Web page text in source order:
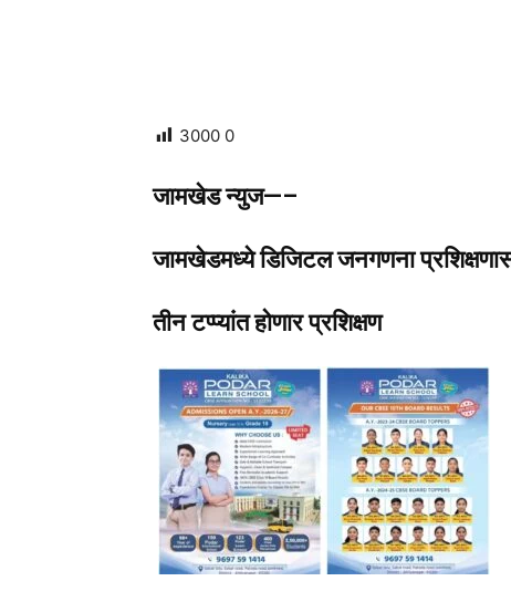
3000 0
जामखेड न्युज—–
जामखेडमध्ये डिजिटल जनगणना
तीन टप्प्यांत होणार प्रशिक्षण